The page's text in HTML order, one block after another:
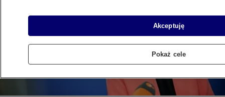
Akceptuję
Pokaż cele